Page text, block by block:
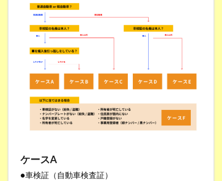
ケースA
●車検証（自動車検査証）